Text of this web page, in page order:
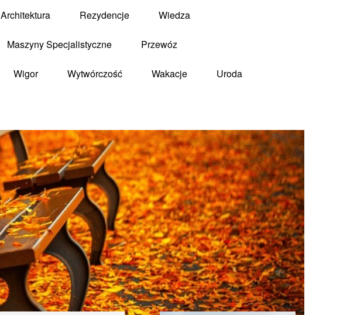
Architektura Rezydencje Wiedza
Maszyny Specjalistyczne Przewóz
Wigor Wytwórczość Wakacje Uroda